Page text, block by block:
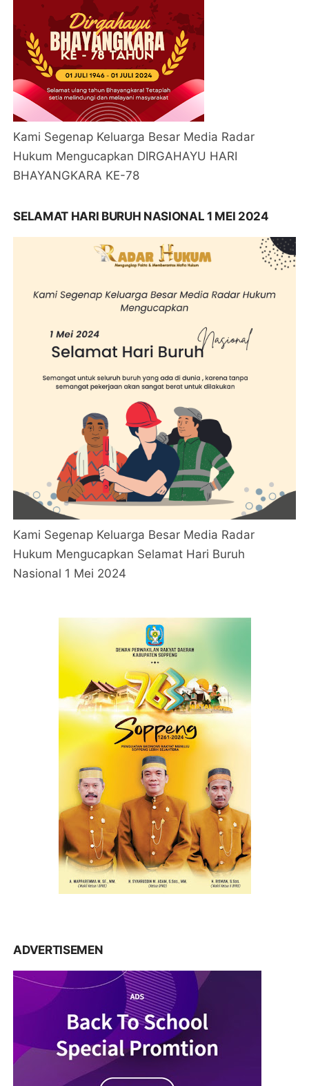
Kami Segenap Keluarga Besar Media Radar
Hukum Mengucapkan DIRGAHAYU HARI
BHAYANGKARA KE-78
SELAMAT HARI BURUH NASIONAL 1 MEI 2024
Kami Segenap Keluarga Besar Media Radar
Hukum Mengucapkan Selamat Hari Buruh
Nasional 1 Mei 2024
ADVERTISEMEN